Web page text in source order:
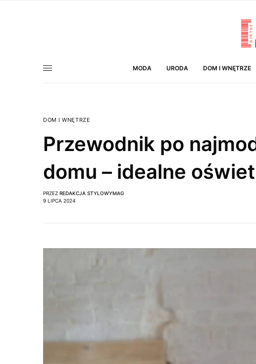
MODA URODA DOM I WNĘTRZE
DOM I WNĘTRZE
Przewodnik po
domu – idealne
PRZEZ REDAKCJA STYLOWYMAG
9 LIPCA 2024